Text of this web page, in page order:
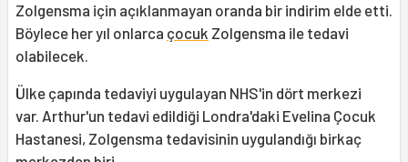
Zolgensma için açıklanmayan oranda bir indirim elde etti.
Böylece her yıl onlarca çocuk Zolgensma ile tedavi
olabilecek.
Ülke çapında tedaviyi uygulayan NHS'in dört merkezi
var. Arthur'un tedavi edildiği Londra'daki Evelina Çocuk
Hastanesi, Zolgensma tedavisinin uygulandığı birkaç